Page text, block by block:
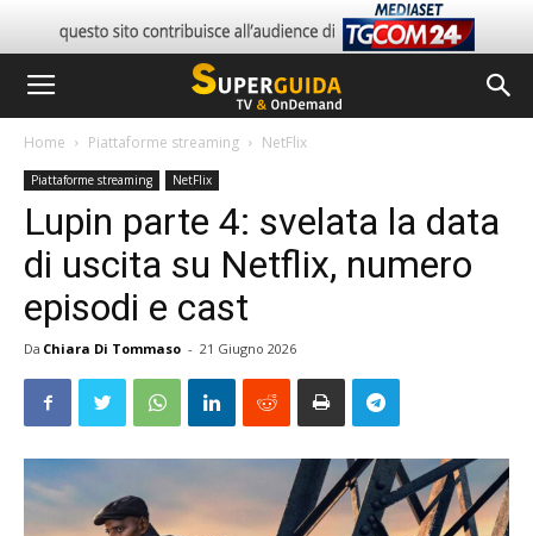
Home Piattaforme streaming NetFlix
Piattaforme streaming NetFlix
Lupin parte 4: svelata la data
di uscita su Netflix, numero
episodi e cast
Da Chiara Di Tommaso - 21 Giugno 2026